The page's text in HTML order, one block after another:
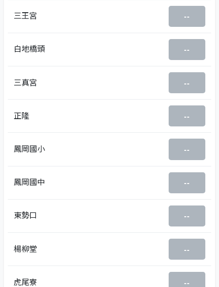
三王宮 --
白地橋頭 --
三真宮 --
正隆 --
鳳岡國小 --
鳳岡國中 --
東勢口 --
楊柳堂 --
虎尾寮 --